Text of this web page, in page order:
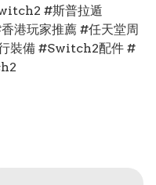
#斯普拉遁
港玩家推薦 #任天堂周
裝備 #Switch2配件 #